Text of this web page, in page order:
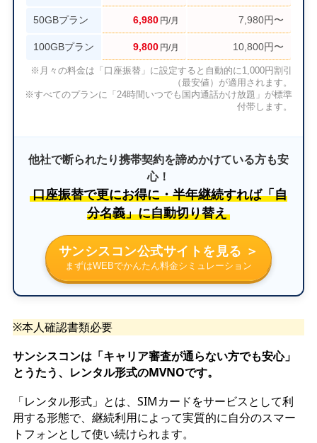
50GBプラン 6,980 円/月 7,980円〜
100GBプラン 9,800 円/月 10,800円〜
※月々の料金は「口座振替」に設定すると自動的に1,000円割引
（最安値）が適用されます。
※すべてのプランに「24時間いつでも国内通話かけ放題」が標準
付帯します。
他社で断られたり携帯契約を諦めかけている方も安
心！
口座振替で更にお得に・半年継続すれば「自
分名義」に自動切り替え
サンシスコン公式サイトを見る ＞
まずはWEBでかんたん料金シミュレーション
※本人確認書類必要
サンシスコンは「キャリア審査が通らない方でも安心」
とうたう、レンタル形式のMVNOです。
「レンタル形式」とは、SIMカードをサービスとして利
用する形態で、継続利用によって実質的に自分のスマー
トフォンとして使い続けられます。